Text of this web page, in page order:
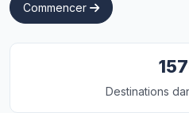
Commencer
157
Destinations